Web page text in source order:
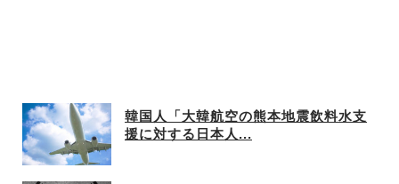
韓国人「大韓航空の熊本地震飲料水支
援に対する日本人...